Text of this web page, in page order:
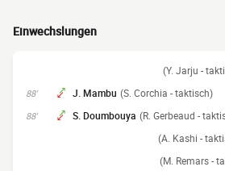
Einwechslungen
(Y. Jarju -
88' J. Mambu (S. Corchia - taktisch)
88' S. Doumbouya (R. Gerbeaud -
(A. Kashi -
(M. Remars -